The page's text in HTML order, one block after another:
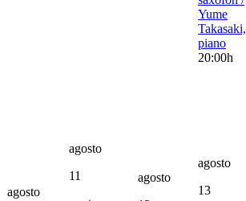
Yume
Takasaki,
piano
20:00h
agosto
agosto
11
agosto
agosto
13